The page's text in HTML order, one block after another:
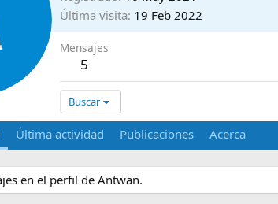
Última visita 19 Feb 2022
Mensajes
5
Buscar
Última actividad Publicaciones Acerca
en el perfil de Antwan.